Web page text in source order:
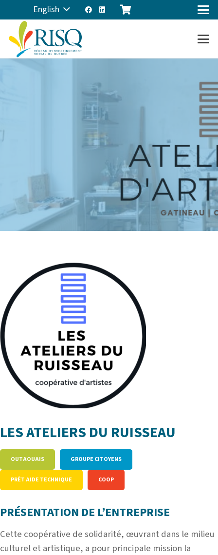
English
LES ATELIERS DU RUISSEAU
OUTAOUAIS GROUPE CITOYENS
PRÊT AIDE TECHNIQUE COOP
PRÉSENTATION DE L’ENTREPRISE
Cette coopérative de solidarité, œuvrant dans le milieu
culturel et artistique, a pour principale mission la